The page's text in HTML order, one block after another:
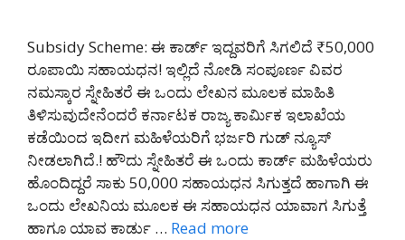
Subsidy Scheme: ಈ ಕಾರ್ಡ್ ಇದ್ದವರಿಗೆ ಸಿಗಲಿದೆ ₹50,000
ರೂಪಾಯಿ ಸಹಾಯಧನ! ಇಲ್ಲಿದೆ ನೋಡಿ ಸಂಪೂರ್ಣ ವಿವರ
ನಮಸ್ಕಾರ ಸ್ನೇಹಿತರೆ ಈ ಒಂದು ಲೇಖನ ಮೂಲಕ ಮಾಹಿತಿ
ತಿಳಿಸುವುದೇನೆಂದರೆ ಕರ್ನಾಟಕ ರಾಜ್ಯ ಕಾರ್ಮಿಕ ಇಲಾಖೆಯ
ಕಡೆಯಿಂದ ಇದೀಗ ಮಹಿಳೆಯರಿಗೆ ಭರ್ಜರಿ ಗುಡ್ ನ್ಯೂಸ್
ನೀಡಲಾಗಿದೆ.! ಹೌದು ಸ್ನೇಹಿತರೆ ಈ ಒಂದು ಕಾರ್ಡ್ ಮಹಿಳೆಯರು
ಹೊಂದಿದ್ದರೆ ಸಾಕು 50,000 ಸಹಾಯಧನ ಸಿಗುತ್ತದೆ ಹಾಗಾಗಿ ಈ
ಒಂದು ಲೇಖನಿಯ ಮೂಲಕ ಈ ಸಹಾಯಧನ ಯಾವಾಗ ಸಿಗುತ್ತೆ
ಹಾಗೂ ಯಾವ ಕಾರ್ಡು … Read more